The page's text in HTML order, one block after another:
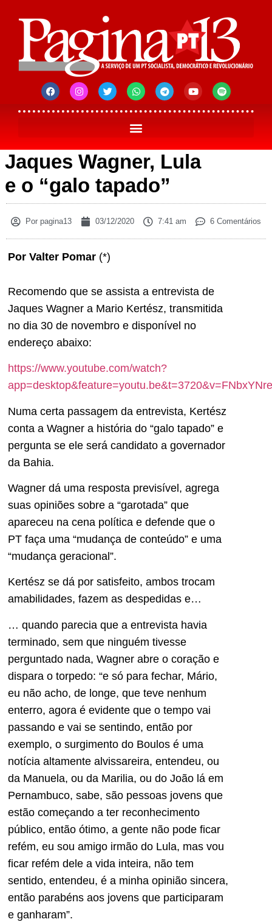
Jaques Wagner, Lula
e o “galo tapado”
Por pagina13 03/12/2020 7:41 am 6 Comentários
Por Valter Pomar (*)
Recomendo que se assista a entrevista de
Jaques Wagner a Mario Kertész, transmitida
no dia 30 de novembro e disponível no
endereço abaixo:
https://www.youtube.com/watch?
Numa certa passagem da entrevista, Kertész
conta a Wagner a história do “galo tapado” e
pergunta se ele será candidato a governador
da Bahia.
Wagner dá uma resposta previsível, agrega
suas opiniões sobre a “garotada” que
apareceu na cena política e defende que o
PT faça uma “mudança de conteúdo” e uma
“mudança geracional”.
Kertész se dá por satisfeito, ambos trocam
amabilidades, fazem as despedidas e…
… quando parecia que a entrevista havia
terminado, sem que ninguém tivesse
perguntado nada, Wagner abre o coração e
dispara o torpedo: “e só para fechar, Mário,
eu não acho, de longe, que teve nenhum
enterro, agora é evidente que o tempo vai
passando e vai se sentindo, então por
exemplo, o surgimento do Boulos é uma
notícia altamente alvissareira, entendeu, ou
da Manuela, ou da Marilia, ou do João lá em
Pernambuco, sabe, são pessoas jovens que
estão começando a ter reconhecimento
público, então ótimo, a gente não pode ficar
refém, eu sou amigo irmão do Lula, mas vou
ficar refém dele a vida inteira, não tem
sentido, entendeu, é a minha opinião sincera,
então parabéns aos jovens que participaram
e ganharam”.